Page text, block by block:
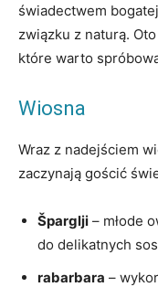
świadectwem
związku z naturą.
które warto
Wiosna
Wraz z nadejściem
zaczynają gościć
Šparglji – młode
do delikatnych
rabarbara –